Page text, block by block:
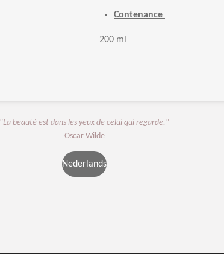
Contenance
200 ml
"La beauté est dans les yeux de celui qui regarde."
Oscar Wilde
Nederlands